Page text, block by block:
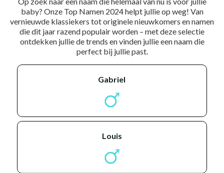
baby? Onze Top Namen 2024 helpt jullie op weg! Van
vernieuwde klassiekers tot originele nieuwkomers en namen
die dit jaar razend populair worden – met deze selectie
ontdekken jullie de trends en vinden jullie een naam die
perfect bij jullie past.
gabriel
louis